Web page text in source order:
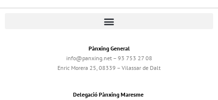
Pànxing General
info@panxing.net – 93 753 27 08
Enric Morera 25, 08339 – Vilassar de Dalt
Delegació Pànxing Maresme